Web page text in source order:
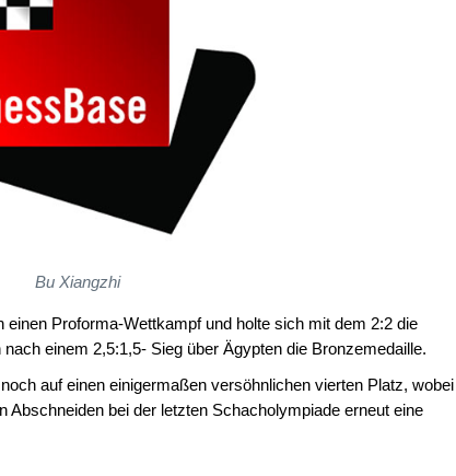
Bu Xiangzhi
Proforma-Wettkampf und holte sich mit dem 2:2 die
einem 2,5:1,5- Sieg über Ägypten die Bronzemedaille.
auf einen einigermaßen versöhnlichen vierten Platz, wobei
bei der letzten Schacholympiade erneut eine